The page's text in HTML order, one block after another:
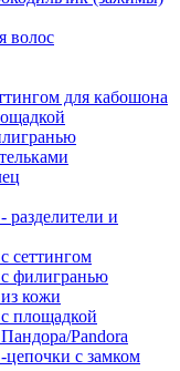
волос
для кабошона
разделители и
сеттингом
филигранью
кожи
площадкой
Pandora
цепочки с замком